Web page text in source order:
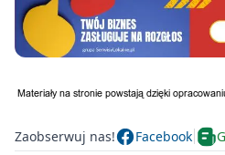
Zaobserwuj nas! Facebook